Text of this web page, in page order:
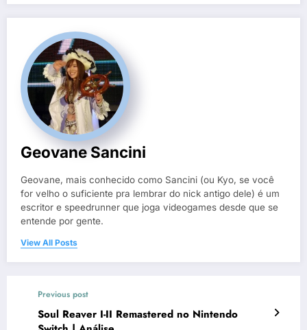
Geovane Sancini
Geovane, mais conhecido como Sancini (ou Kyo, se você
for velho o suficiente pra lembrar do nick antigo dele) é um
escritor e speedrunner que joga videogames desde que se
entende por gente.
View All Posts
Previous post
Soul Reaver I-II Remastered no Nintendo